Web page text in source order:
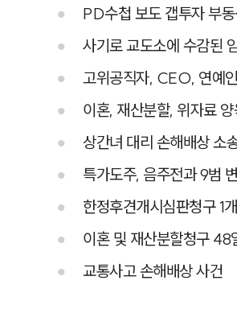
PD수첩 보도 갭투자 부
사기로 교도소에 수감된
고위공직자, CEO, 연예
이혼, 재산분할, 위자료
상간녀 대리 손해배상 소
특가도주, 음주전과 9범
한정후견개시심판청구 1
이혼 및 재산분할청구 48
교통사고 손해배상 사건